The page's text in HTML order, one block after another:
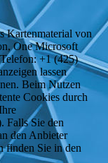
Kartenmaterial von
One Microsoft
+1 (425)
lassen
Beim Nutzen
Cookies durch
Falls Sie den
den Anbieter
finden Sie in den